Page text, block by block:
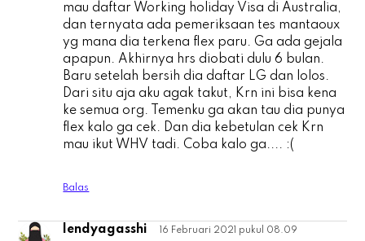
mau daftar Working holiday Visa di Australia,
dan ternyata ada pemeriksaan tes mantaoux
yg mana dia terkena flex paru. Ga ada gejala
apapun. Akhirnya hrs diobati dulu 6 bulan.
Baru setelah bersih dia daftar LG dan lolos.
Dari situ aja aku agak takut, Krn ini bisa kena
ke semua org. Temenku ga akan tau dia punya
flex kalo ga cek. Dan dia kebetulan cek Krn
mau ikut WHV tadi. Coba kalo ga.... :(
Balas
lendyagasshi 16 Februari 2021 pukul 08.09